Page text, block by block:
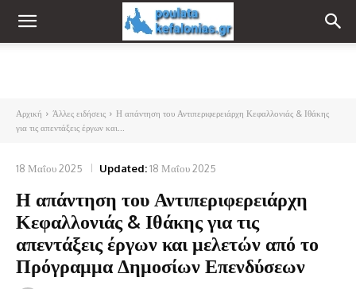
Αρχική Άλλες ειδήσεις
Η απάντηση του Αντιπεριφερειάρχη Κεφαλλονιάς & Ιθάκης
για τις απεντάξεις έργων και...
18 Μαΐου 2025 Updated:18 Μαΐου 2025
Η απάντηση του Αντιπεριφερειάρχη
Κεφαλλονιάς & Ιθάκης για τις
απεντάξεις έργων και μελετών από το
Πρόγραμμα Δημοσίων Επενδύσεων